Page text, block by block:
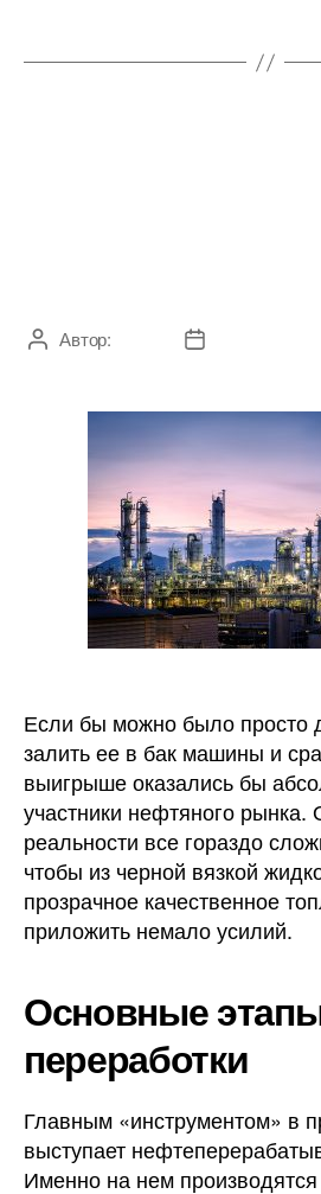
Автор:
Если бы можно было просто
залить ее в бак машины и
выигрыше оказались бы
участники нефтяного рынка.
реальности все гораздо
чтобы из черной вязкой
прозрачное качественное
приложить немало усилий.
Основные
переработки
Главным «инструментом» в
выступает
Именно на нем